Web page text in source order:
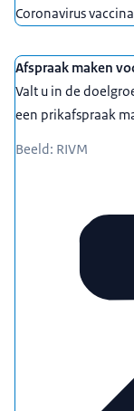
Coronavirus
Afspraak maken
Valt u in de
een prikafspraak
Beeld: RIVM